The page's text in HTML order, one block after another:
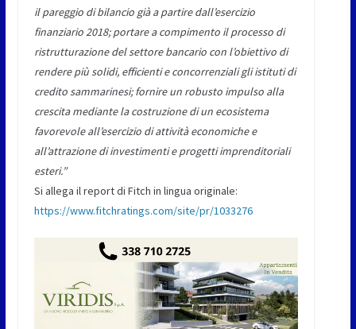
il pareggio di bilancio già a partire dall’esercizio
finanziario 2018; portare a compimento il processo di
ristrutturazione del settore bancario con l’obiettivo di
rendere più solidi, efficienti e concorrenziali gli istituti di
credito sammarinesi; fornire un robusto impulso alla
crescita mediante la costruzione di un ecosistema
favorevole all’esercizio di attività economiche e
all’attrazione di investimenti e progetti imprenditoriali
esteri.”
Si allega il report di Fitch in lingua originale:
https://www.fitchratings.com/site/pr/1033276